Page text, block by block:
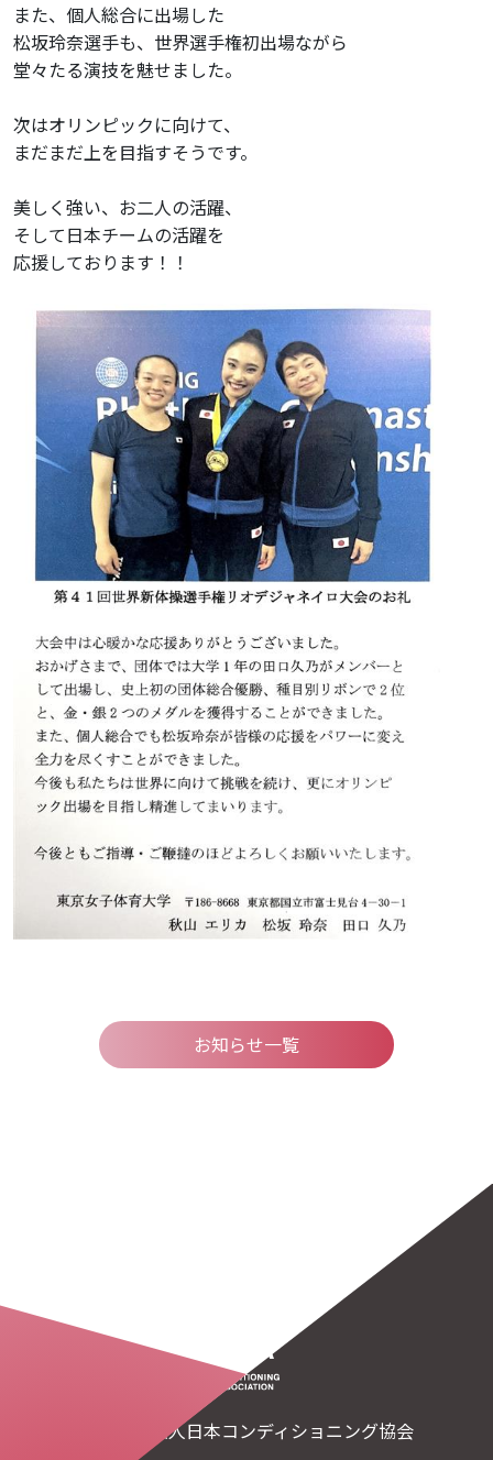
また、個人総合に出場した
松坂玲奈選手も、世界選手権初出場ながら
堂々たる演技を魅せました。
次はオリンピックに向けて、
まだまだ上を目指すそうです。
美しく強い、お二人の活躍、
そして日本チームの活躍を
応援しております！！
お知らせ一覧
一般社団法人日本コンディショニング協会